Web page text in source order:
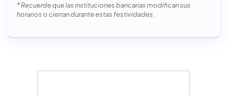
* Recuerde que las instituciones bancarias modifican sus
horarios o cierran durante estas festividades.